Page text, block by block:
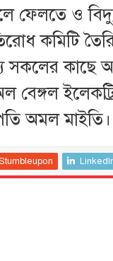
ফেলতে ও
কমিটি তৈরি
কাছে
বেঙ্গল
অমল মাইতি।